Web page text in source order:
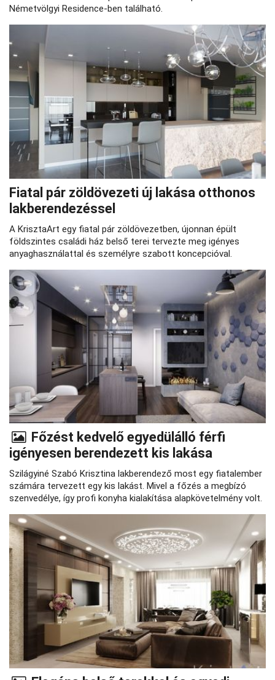
Németvölgyi Residence-ben található.
Fiatal pár zöldövezeti új lakása otthonos
lakberendezéssel
A KrisztaArt egy fiatal pár zöldövezetben, újonnan épült
földszintes családi ház belső terei tervezte meg igényes
anyaghasználattal és személyre szabott koncepcióval.
Főzést kedvelő egyedülálló férfi
igényesen berendezett kis lakása
Szilágyiné Szabó Krisztina lakberendező most egy fiatalember
számára tervezett egy kis lakást. Mivel a főzés a megbízó
szenvedélye, így profi konyha kialakítása alapkövetelmény volt.